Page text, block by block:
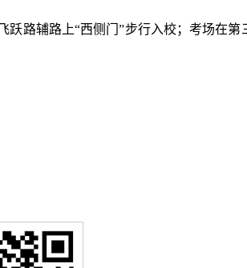
路辅路上“西侧门”步行入校；考场在